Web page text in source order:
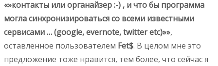
«»контакты или органайзер :-) , и что бы программа
могла синхронизироваться со всеми известными
сервисами … (google, evernote, twitter etc)»»,
оставленное пользователем Fet$. В целом мне это
предложение тоже нравится, тем более, что сейчас я